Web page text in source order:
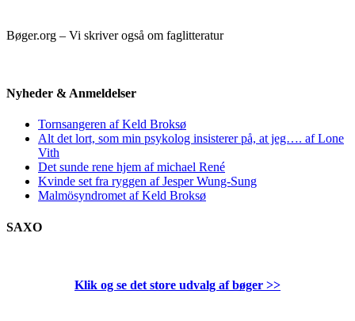
Bøger.org – Vi skriver også om faglitteratur
Nyheder & Anmeldelser
Tornsangeren af Keld Broksø
Alt det lort, som min psykolog insisterer på, at jeg…. af Lone
Vith
Det sunde rene hjem af michael René
Kvinde set fra ryggen af Jesper Wung-Sung
Malmösyndromet af Keld Broksø
SAXO
Klik og se det store udvalg af bøger >>